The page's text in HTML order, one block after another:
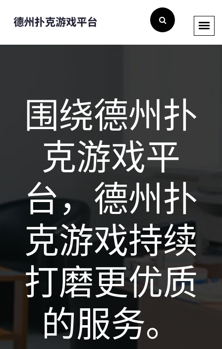
围绕德州扑
克游戏平
台，德州扑
克游戏持续
打磨更优质
的服务。